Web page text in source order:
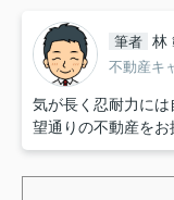
筆者 林
不動産キ
気が長く忍耐力に
望通りの不動産をお